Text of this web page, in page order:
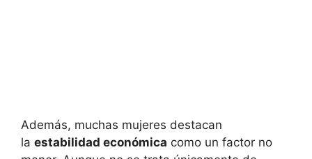
Además, muchas mujeres destacan
la estabilidad económica como un factor no